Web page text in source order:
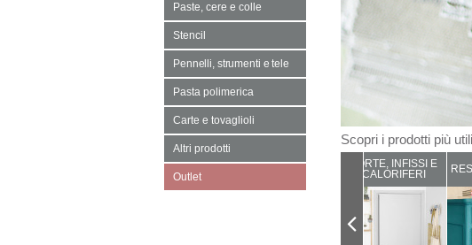
Paste, cere e colle
Stencil
Pennelli, strumenti e tele
Pasta polimerica
Carte e tovaglioli
Altri prodotti
Outlet
Scopri i prodotti più
PORTE, INFISSI E
CALORIFERI